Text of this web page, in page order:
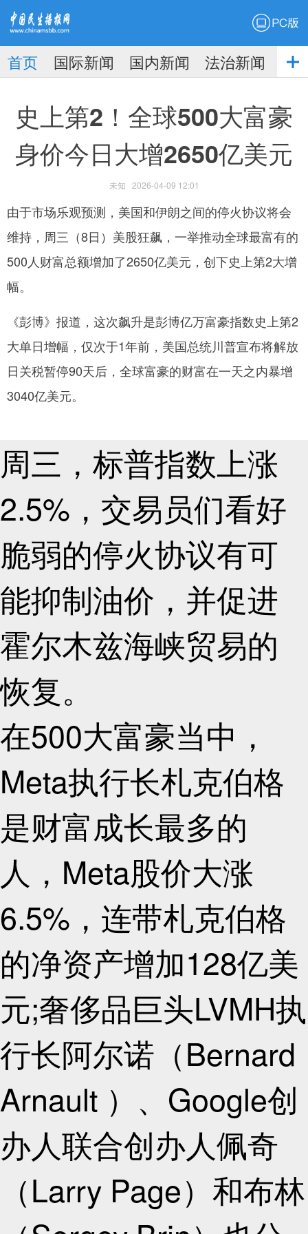
播
报
网
首页 国际新闻 国内新闻 法治新闻
社
史上第2！全球500大富豪
身价今日大增2650亿美元
未知 2026-04-09 12:01
由于市场乐观预测，美国和伊朗之间的停火协议将会
维持，周三（8日）美股狂飙，一举推动全球最富有的
500人财富总额增加了2650亿美元，创下史上第2大增
幅。
《彭博》报道，这次飙升是彭博亿万富豪指数史上第2
大单日增幅，仅次于1年前，美国总统川普宣布将解放
日关税暂停90天后，全球富豪的财富在一天之内暴增
3040亿美元。
周三，标普指数上涨
2.5%，交易员们看好
脆弱的停火协议有可
能抑制油价，并促进
霍尔木兹海峡贸易的
恢复。
在500大富豪当中，
Meta执行长札克伯格
是财富成长最多的
人，Meta股价大涨
6.5%，连带札克伯格
的净资产增加128亿美
元;奢侈品巨头LVMH执
行长阿尔诺（Bernard
Arnault ）、Google创
办人联合创办人佩奇
（Larry Page）和布林